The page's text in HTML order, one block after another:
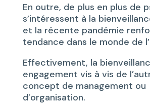
En outre, de plus en plus de
s’intéressent à la
et la récente pandémie
tendance dans le monde de
Effectivement, la
engagement vis à vis de
concept de management ou
d’organisation.